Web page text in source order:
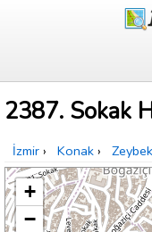
2387. Sokak
İzmir › Konak ›
+
−